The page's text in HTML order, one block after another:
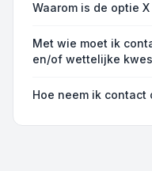
Waarom is de optie
Met wie moet ik
en/of wettelijke
Hoe neem ik contact